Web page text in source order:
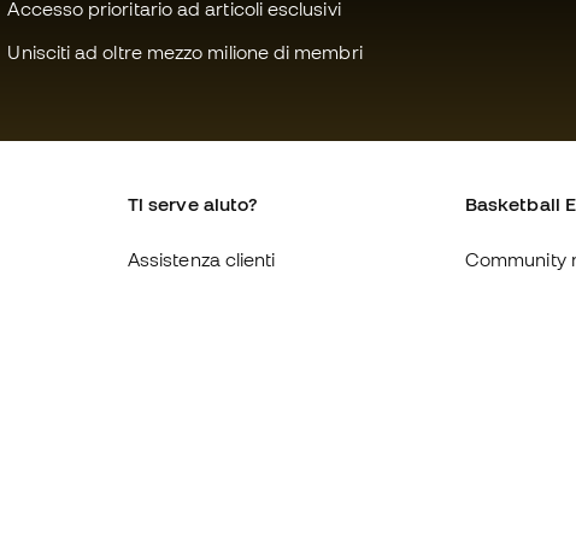
Accesso prioritario ad articoli esclusivi
Unisciti ad oltre mezzo milione di membri
Ti serve aiuto?
Assistenza clienti
Basketball
Community